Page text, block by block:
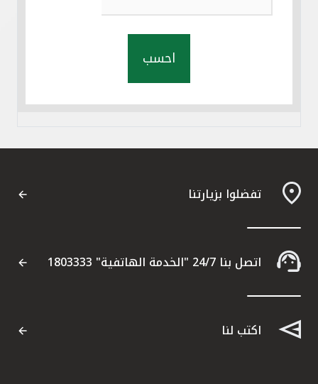
احسب
تفضلوا بزيارتنا
اتصل بنا 24/7 "الخدمة الهاتفية" 1803333
اكتب لنا